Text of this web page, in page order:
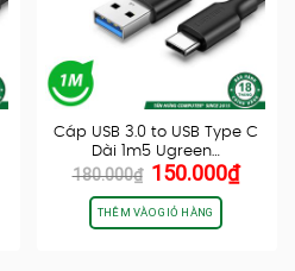
Cáp USB 3.0 to USB Type C
Dài 1m5 Ugreen…
180.000₫ Giá
gốc
là:
180.000₫.
150.000₫Giá
THÊM VÀO GIỎ HÀNG